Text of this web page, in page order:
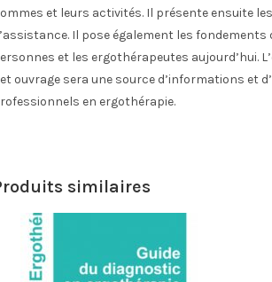
et leurs activités. Il présente ensuite
Il pose également les
et les ergothérapeutes aujourd’hui.
ouvrage sera une source d’informations et
en ergothérapie.
similaires